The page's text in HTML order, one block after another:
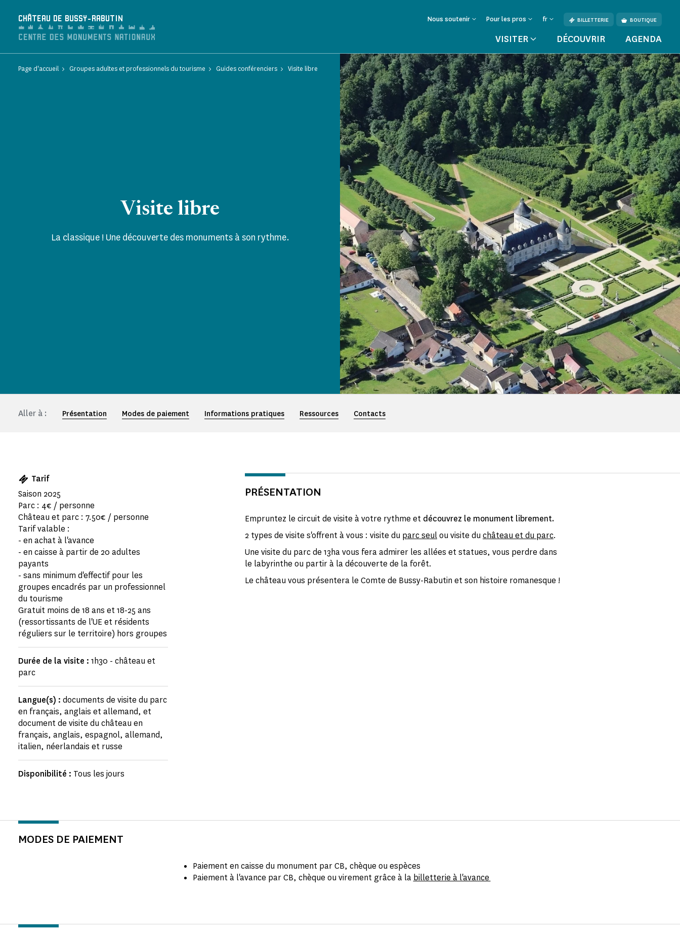
CHÂTEAU DE BUSSY-RABUTIN Nous soutenir Pour les pros fr BILLETTERIE BOUTIQUE
VISITER DÉCOUVRIR AGENDA
Page d'accueil Groupes adultes et professionnels du tourisme Guides conférenciers Visite libre
Visite libre
La classique ! Une découverte des monuments à son rythme.
Aller à : Présentation Modes de paiement Informations pratiques Ressources Contacts
Tarif
Saison 2025
Parc : 4€ / personne
Château et parc : 7.50€ / personne
Tarif valable :
- en achat à l'avance
- en caisse à partir de 20 adultes
payants
- sans minimum d'effectif pour les
groupes encadrés par un professionnel
du tourisme
Gratuit moins de 18 ans et 18-25 ans
(ressortissants de l'UE et résidents
réguliers sur le territoire) hors groupes
Durée de la visite : 1h30 - château et
parc
Langue(s) : documents de visite du parc
en français, anglais et allemand, et
document de visite du château en
français, anglais, espagnol, allemand,
italien, néerlandais et russe
Disponibilité : Tous les jours
PRÉSENTATION
Empruntez le circuit de visite à votre rythme et découvrez le monument librement.
2 types de visite s'offrent à vous : visite du parc seulou visite du château et du parc.
Une visite du parc de 13ha vous fera admirer les allées et statues, vous perdre dans
le labyrinthe ou partir à la découverte de la forêt.
Le château vous présentera le Comte de Bussy-Rabutin et son histoire romanesque !
MODES DE PAIEMENT
Paiement en caisse du monument par CB, chèque ou espèces
Paiement à l'avance par CB, chèque ou virement grâce à la billetterie à l'avance